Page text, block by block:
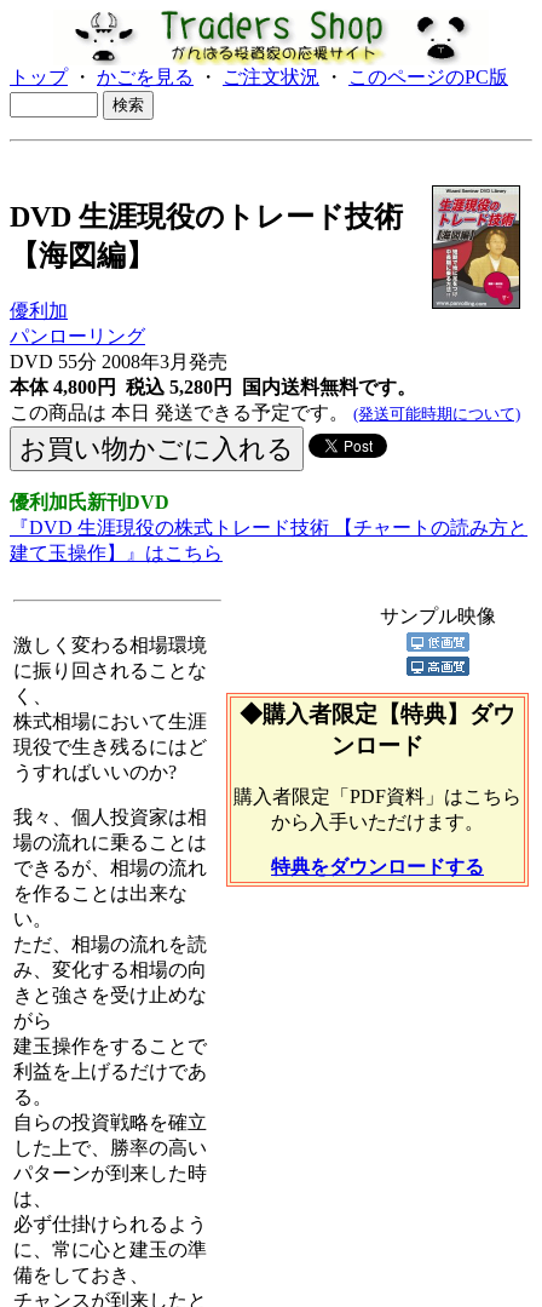
トップ・ かごを見る ・ ご注文状況 ・ このページのPC版
DVD 生涯現役のトレード技術
【海図編】
優利加
パンローリング
DVD 55分 2008年3月発売
本体 4,800円 税込 5,280円
国内送料無料です。
この商品は 本日 発送できる予定です。 (発送可能時期について)
優利加氏新刊DVD
『DVD 生涯現役の株式トレード技術 【チャートの読み方と
建て玉操作】』はこちら
激しく変わる相場環境
に振り回されることな
く、
株式相場において生涯
現役で生き残るにはど
うすればいいのか?
我々、個人投資家は相
場の流れに乗ることは
できるが、相場の流れ
を作ることは出来な
い。
ただ、相場の流れを読
み、変化する相場の向
きと強さを受け止めな
がら
建玉操作をすることで
利益を上げるだけであ
る。
自らの投資戦略を確立
した上で、勝率の高い
パターンが到来した時
は、
必ず仕掛けられるよう
に、常に心と建玉の準
備をしておき、
チャンスが到来したと
サンプル映像
◆購入者限定【特典】ダウ
ンロード
購入者限定「PDF資料」はこちら
から入手いただけます。
特典をダウンロードする